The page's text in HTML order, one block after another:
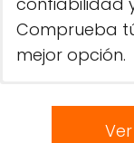
Comprueba
mejor opción.